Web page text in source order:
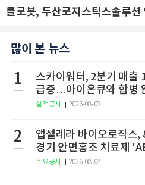
많이 본 뉴스
1
스카이워터, 2분기 매출
급증…아이온큐와 합병
실적공시 2026-08-08
2
앱셀레라 바이오로직스,
경기 안면홍조 치료제
상 2상 결과 발표
주요공시 2026-08-08